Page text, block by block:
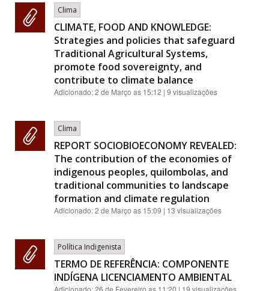
Clima
CLIMATE, FOOD AND KNOWLEDGE:
Strategies and policies that safeguard
Traditional Agricultural Systems,
promote food sovereignty, and
contribute to climate balance
Adicionado:2 de Março as 15:12 | 9 visualizações
Clima
REPORT SOCIOBIOECONOMY REVEALED:
The contribution of the economies of
indigenous peoples, quilombolas, and
traditional communities to landscape
formation and climate regulation
Adicionado:2 de Março as 15:09 | 13 visualizações
Política Indigenista
TERMO DE REFERÊNCIA: COMPONENTE
INDÍGENA LICENCIAMENTO AMBIENTAL